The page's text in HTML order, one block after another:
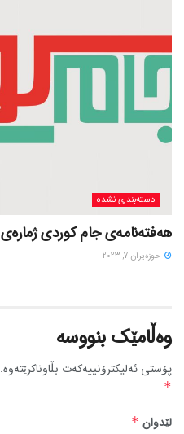
دسته‌بندی نشده
هەفتەنامەی جام کوردی ژمارەی 322
حوزه‌یران 7, 2023
وەڵامێک بنووسە
پۆستی ئەلیکترۆنییەکەت بڵاوناکرێتەوە.
*
لێدوان *